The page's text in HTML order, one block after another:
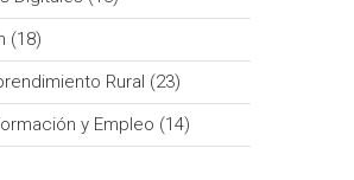
(18)
Rural (23)
y Empleo (14)